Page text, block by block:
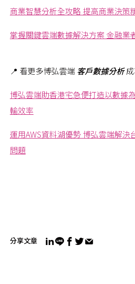
商業智慧分析全攻略 提高商業決策
掌握關鍵雲端數據解決方案 金融業
📍 看更多博弘雲端 客戶數據分析
博弘雲端助香港宅急便打造以數據
輸效率
運用AWS資料湖優勢 博弘雲端解決
問題
分享文章